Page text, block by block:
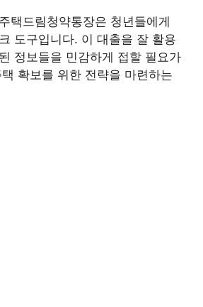
택드림청약통장은 청년들에게
도구입니다. 이 대출을 잘 활용
정보들을 민감하게 접할 필요가
확보를 위한 전략을 마련하는